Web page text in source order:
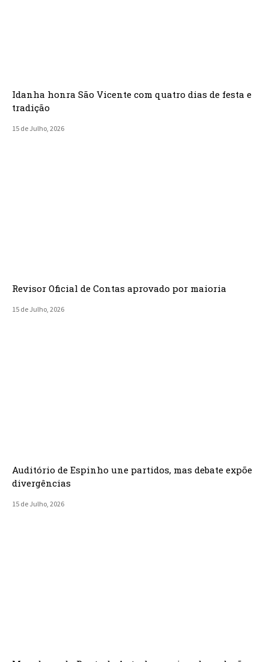
Idanha honra São Vicente com quatro dias de festa e
tradição
15 de Julho, 2026
Revisor Oficial de Contas aprovado por maioria
15 de Julho, 2026
Auditório de Espinho une partidos, mas debate expõe
divergências
15 de Julho, 2026